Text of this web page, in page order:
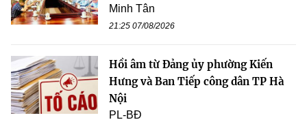
Minh Tân
21:25 07/08/2026
Hồi âm từ Đảng ủy phường Kiến
Hưng và Ban Tiếp công dân TP Hà
Nội
PL-BĐ